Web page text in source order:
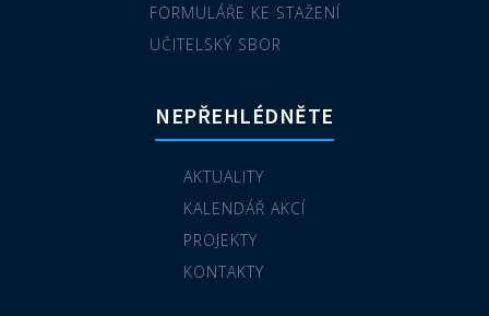
FORMULÁŘE KE STAŽENÍ
UČITELSKÝ SBOR
NEPŘEHLÉDNĚTE
AKTUALITY
KALENDÁŘ AKCÍ
PROJEKTY
KONTAKTY